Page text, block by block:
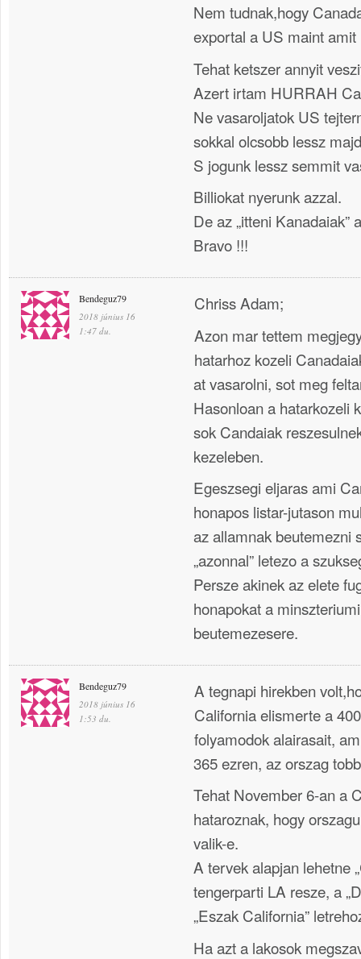
Nem tudnak,hogy
exportal a US maint
Tehat ketszer annyit
Azert irtam HURRAH
Ne vasaroljatok US
sokkal olcsobb lessz
S jogunk lessz semmit
Billiokat nyerunk azzal.
De az „itteni Kanadaiak”
Bravo !!!
Bendeguz79
2018 június 16
1:47 du.
Chriss Adam;
Azon mar tettem
hatarhoz kozeli
at vasarolni, sot meg
Hasonloan a hatarkozeli
sok Candaiak
kezeleben.
Egeszsegi eljaras ami
honapos listar-jutason
az allamnak beutemezni
„azonnal” letezo a
Persze akinek az elete
honapokat a
beutemezesere.
Bendeguz79
2018 június 16
1:53 du.
A tegnapi hirekben
California elismerte a
folyamodok alairasait,
365 ezren, az orszag
Tehat November 6-an a
hataroznak, hogy
valik-e.
A tervek alapjan lehetne
tengerparti LA resze, a
„Eszak California”
Ha azt a lakosok